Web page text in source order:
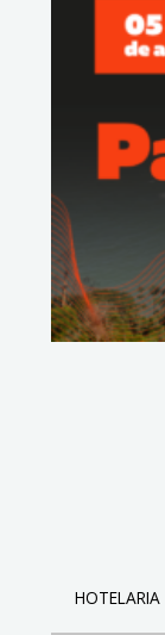
HOTELARIA